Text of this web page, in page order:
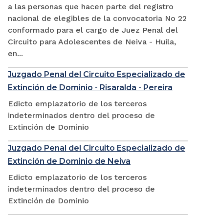
a las personas que hacen parte del registro
nacional de elegibles de la convocatoria No 22
conformado para el cargo de Juez Penal del
Circuito para Adolescentes de Neiva - Huila,
en...
Juzgado Penal del Circuito Especializado de
Extinción de Dominio - Risaralda - Pereira
Edicto emplazatorio de los terceros
indeterminados dentro del proceso de
Extinción de Dominio
Juzgado Penal del Circuito Especializado de
Extinción de Dominio de Neiva
Edicto emplazatorio de los terceros
indeterminados dentro del proceso de
Extinción de Dominio